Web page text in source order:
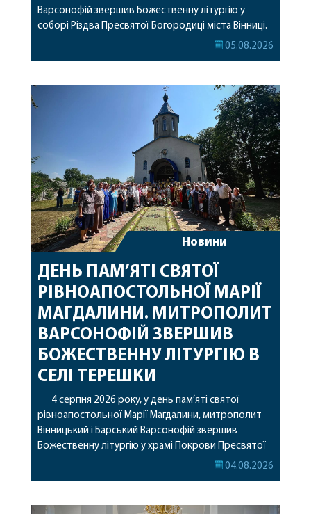
Варсонофій звершив Божественну літургію у
соборі Різдва Пресвятої Богородиці міста Вінниці.
Його Високопреосвященству співслужили
священному сані. Під час богослужіння підносилися
особливі молитви за мир в Україні, за воїнів, які
05.08.2026
Новини
ДЕНЬ ПАМ’ЯТІ СВЯТОЇ
РІВНОАПОСТОЛЬНОЇ МАРІЇ
МАГДАЛИНИ. МИТРОПОЛИТ
ВАРСОНОФІЙ ЗВЕРШИВ
БОЖЕСТВЕННУ ЛІТУРГІЮ В
СЕЛІ ТЕРЕШКИ
4 серпня 2026 року, у день пам’яті святої
рівноапостольної Марії Магдалини, митрополит
Вінницький і Барський Варсонофій звершив
Божественну літургію у храмі Покрови Пресвятої
Богородиці села Терешки Барського благочиння.
рівноапостольної Марії Магдалини з часткою її
04.08.2026